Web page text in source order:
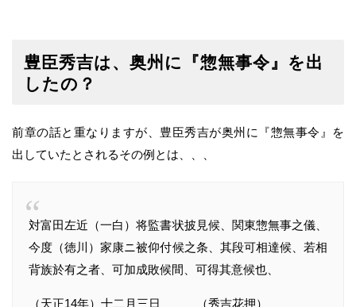
豊臣秀吉は、奥州に『惣無事令』を出
したの？
前章の話と重なりますが、豊臣秀吉が奥州に『惣無事令』を
出していたとされるその例とは、、、
対富田左近（一白）将監書状披見候、関東惣無事之儀、
今度（徳川）家康ニ被仰付候之条、其段可相達候、若相
背族於有之者、可加成敗候間、可得其意候也、
（天正14年）十二月三日 （秀吉花押）